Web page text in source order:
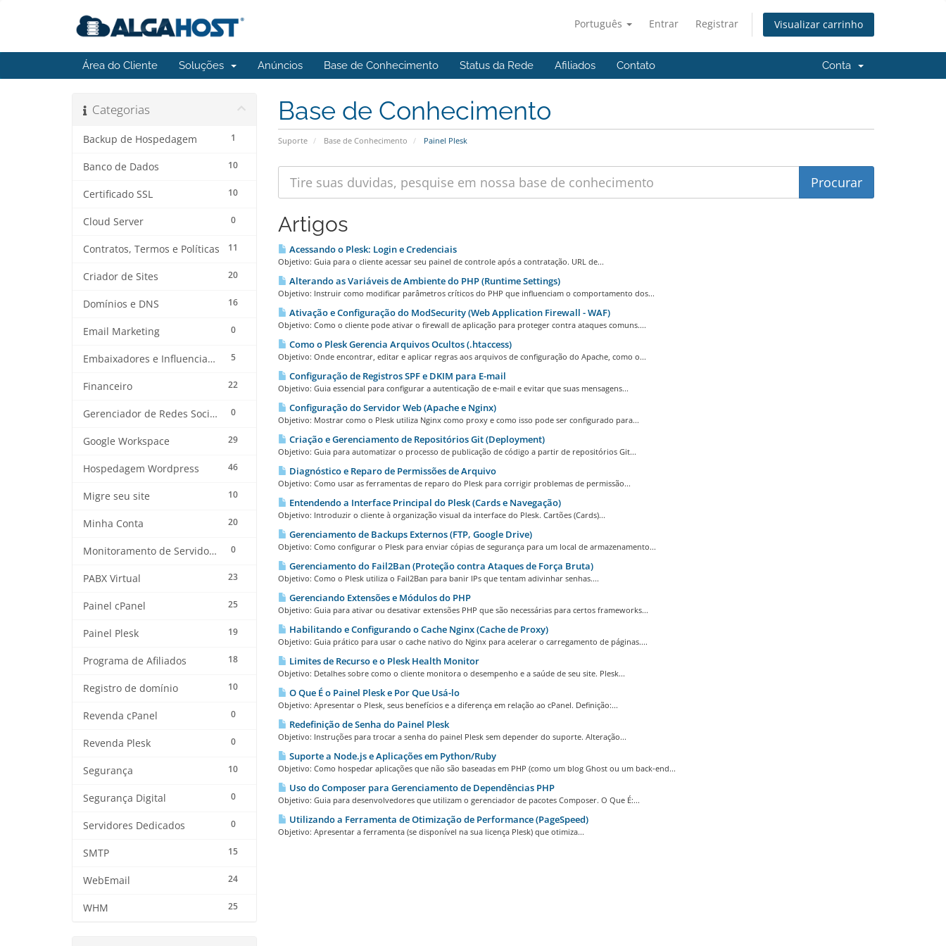
Português Entrar Registrar Visualizar carrinho
Área do Cliente Soluções Anúncios Base de Conhecimento Status da Rede Afiliados Contato Conta
Base de Conhecimento
Suporte Base de Conhecimento Painel Plesk
Categorias
1
Backup de Hospedagem
10
Banco de Dados
10
Certificado SSL
0
Cloud Server
11
Contratos, Termos e Políticas
20
Criador de Sites
16
Domínios e DNS
0
Email Marketing
5
Embaixadores e Influenciadores
22
Financeiro
0
Gerenciador de Redes Sociais
29
Google Workspace
46
Hospedagem Wordpress
10
Migre seu site
20
Minha Conta
0
Monitoramento de Servidores
23
PABX Virtual
25
Painel cPanel
19
Painel Plesk
18
Programa de Afiliados
10
Registro de domínio
0
Revenda cPanel
0
Revenda Plesk
10
Segurança
0
Segurança Digital
0
Servidores Dedicados
15
SMTP
24
WebEmail
25
WHM
Artigos
Acessando o Plesk: Login e Credenciais
Objetivo: Guia para o cliente acessar seu painel de controle após a contratação. URL de...
Alterando as Variáveis de Ambiente do PHP (Runtime Settings)
Objetivo: Instruir como modificar parâmetros críticos do PHP que influenciam o comportamento dos...
Ativação e Configuração do ModSecurity (Web Application Firewall - WAF)
Objetivo: Como o cliente pode ativar o firewall de aplicação para proteger contra ataques comuns....
Como o Plesk Gerencia Arquivos Ocultos (.htaccess)
Objetivo: Onde encontrar, editar e aplicar regras aos arquivos de configuração do Apache, como o...
Configuração de Registros SPF e DKIM para E-mail
Objetivo: Guia essencial para configurar a autenticação de e-mail e evitar que suas mensagens...
Configuração do Servidor Web (Apache e Nginx)
Objetivo: Mostrar como o Plesk utiliza Nginx como proxy e como isso pode ser configurado para...
Criação e Gerenciamento de Repositórios Git (Deployment)
Objetivo: Guia para automatizar o processo de publicação de código a partir de repositórios Git...
Diagnóstico e Reparo de Permissões de Arquivo
Objetivo: Como usar as ferramentas de reparo do Plesk para corrigir problemas de permissão...
Entendendo a Interface Principal do Plesk (Cards e Navegação)
Objetivo: Introduzir o cliente à organização visual da interface do Plesk. Cartões (Cards)...
Gerenciamento de Backups Externos (FTP, Google Drive)
Objetivo: Como configurar o Plesk para enviar cópias de segurança para um local de armazenamento...
Gerenciamento do Fail2Ban (Proteção contra Ataques de Força Bruta)
Objetivo: Como o Plesk utiliza o Fail2Ban para banir IPs que tentam adivinhar senhas....
Gerenciando Extensões e Módulos do PHP
Objetivo: Guia para ativar ou desativar extensões PHP que são necessárias para certos frameworks...
Habilitando e Configurando o Cache Nginx (Cache de Proxy)
Objetivo: Guia prático para usar o cache nativo do Nginx para acelerar o carregamento de páginas....
Limites de Recurso e o Plesk Health Monitor
Objetivo: Detalhes sobre como o cliente monitora o desempenho e a saúde de seu site. Plesk...
O Que É o Painel Plesk e Por Que Usá-lo
Objetivo: Apresentar o Plesk, seus benefícios e a diferença em relação ao cPanel. Definição:...
Redefinição de Senha do Painel Plesk
Objetivo: Instruções para trocar a senha do painel Plesk sem depender do suporte. Alteração...
Suporte a Node.js e Aplicações em Python/Ruby
Objetivo: Como hospedar aplicações que não são baseadas em PHP (como um blog Ghost ou um back-end...
Uso do Composer para Gerenciamento de Dependências PHP
Objetivo: Guia para desenvolvedores que utilizam o gerenciador de pacotes Composer. O Que É:...
Utilizando a Ferramenta de Otimização de Performance (PageSpeed)
Objetivo: Apresentar a ferramenta (se disponível na sua licença Plesk) que otimiza...